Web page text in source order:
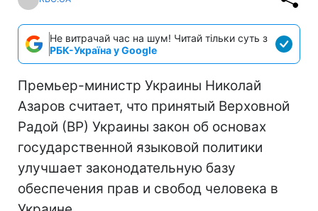
Не витрачай час на шум! Читай тільки суть з
РБК-Україна у Google
Премьер-министр Украины Николай
Азаров считает, что принятый Верховной
Радой (ВР) Украины закон об основах
государственной языковой политики
улучшает законодательную базу
обеспечения прав и свобод человека в